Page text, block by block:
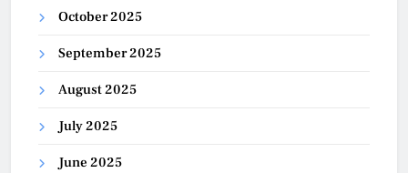
October 2025
September 2025
August 2025
July 2025
June 2025